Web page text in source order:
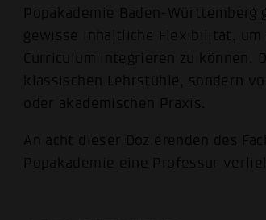
Popakademie Baden-Württemberg
gewisse inhaltliche Flexibilität, um
Curriculum integrieren zu können.
klassischen Lehrstühle, sondern
oder akademischen Praxis.
An acht dieser Dozierenden des
Popakademie eine Professur